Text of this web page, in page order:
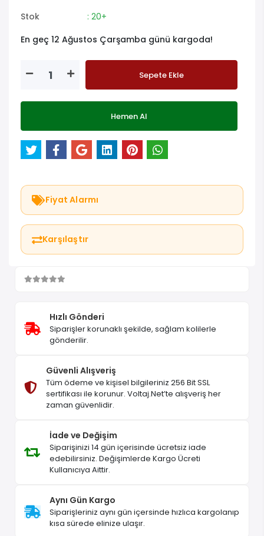
Stok
: 20+
En geç 12 Ağustos Çarşamba günü kargoda!
Sepete Ekle
Hemen Al
Fiyat Alarmı
Karşılaştır
Hızlı Gönderi
Siparişler korunaklı şekilde, sağlam kolilerle
gönderilir.
Güvenli Alışveriş
Tüm ödeme ve kişisel bilgileriniz 256 Bit SSL
sertifikası ile korunur. Voltaj.Net’te alışveriş her
zaman güvenlidir.
İade ve Değişim
Siparişinizi 14 gün içerisinde ücretsiz iade
edebilirsiniz. Değişimlerde Kargo Ücreti
Kullanıcıya Aittir.
Aynı Gün Kargo
Siparişleriniz aynı gün içersinde hızlıca kargolanıp
kısa sürede elinize ulaşır.